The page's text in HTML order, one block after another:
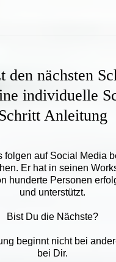
den nächsten
individuelle
Anleitung
folgen auf Social Media
Er hat in seinen
hunderte Personen
und unterstützt.
Bist Du die Nächste?
beginnt nicht bei
bei Dir.